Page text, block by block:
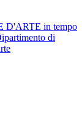
D'ARTE in tempo
di